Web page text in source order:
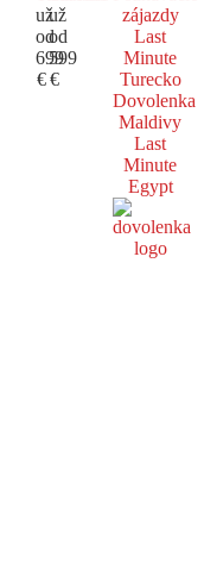
už
od
699
€
už
od
599
€
zájazdy
Last
Minute
Turecko
Dovolenka
Maldivy
Last
Minute
Egypt